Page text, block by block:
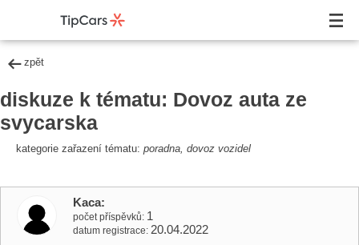
zpět
diskuze k tématu: Dovoz auta ze
svycarska
kategorie zařazení tématu: poradna, dovoz vozidel
Kaca
počet příspěvků 1
datum registrace 20.04.2022